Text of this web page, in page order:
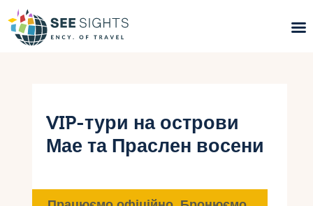
Гарячі тури
Типи Турів
VIP-тури на острови
Мае та Праслен восени